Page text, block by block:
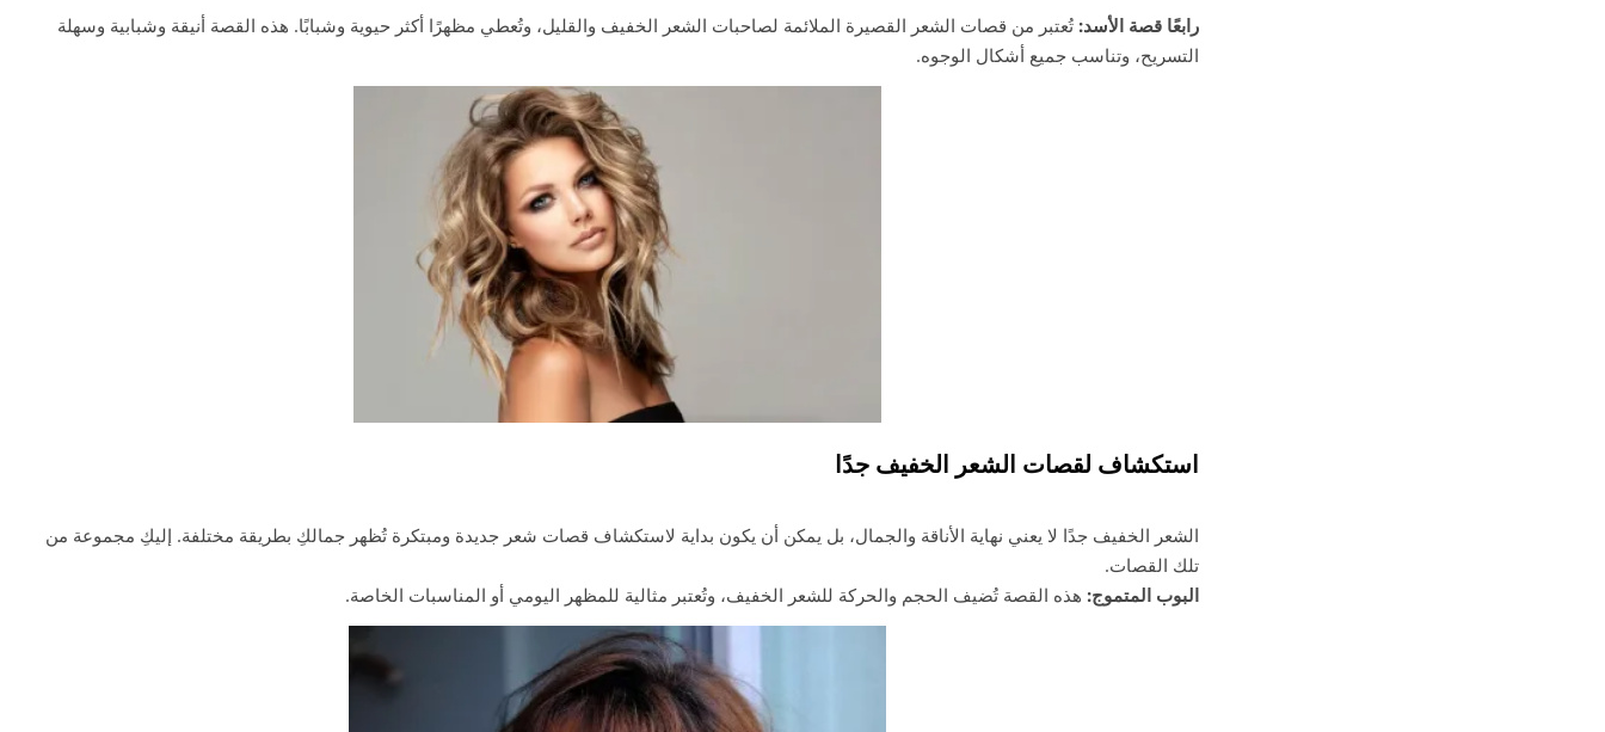
رابعًا قصة الأسد: تُعتبر من قصات الشعر القصيرة الملائمة لصاحبات الشعر الخفيف والقليل، وتُعطي مظهرًا أكثر حيوية وشبابًا. هذه القصة أنيقة وشبابية وسهلة
التسريح، وتناسب جميع أشكال الوجوه.
استكشاف لقصات الشعر الخفيف جدًا
الشعر الخفيف جدًا لا يعني نهاية الأناقة والجمال، بل يمكن أن يكون بداية لاستكشاف قصات شعر جديدة ومبتكرة تُظهر جمالكِ بطريقة مختلفة. إليكِ مجموعة من
تلك القصات.
البوب المتموج: هذه القصة تُضيف الحجم والحركة للشعر الخفيف، وتُعتبر مثالية للمظهر اليومي أو المناسبات الخاصة.